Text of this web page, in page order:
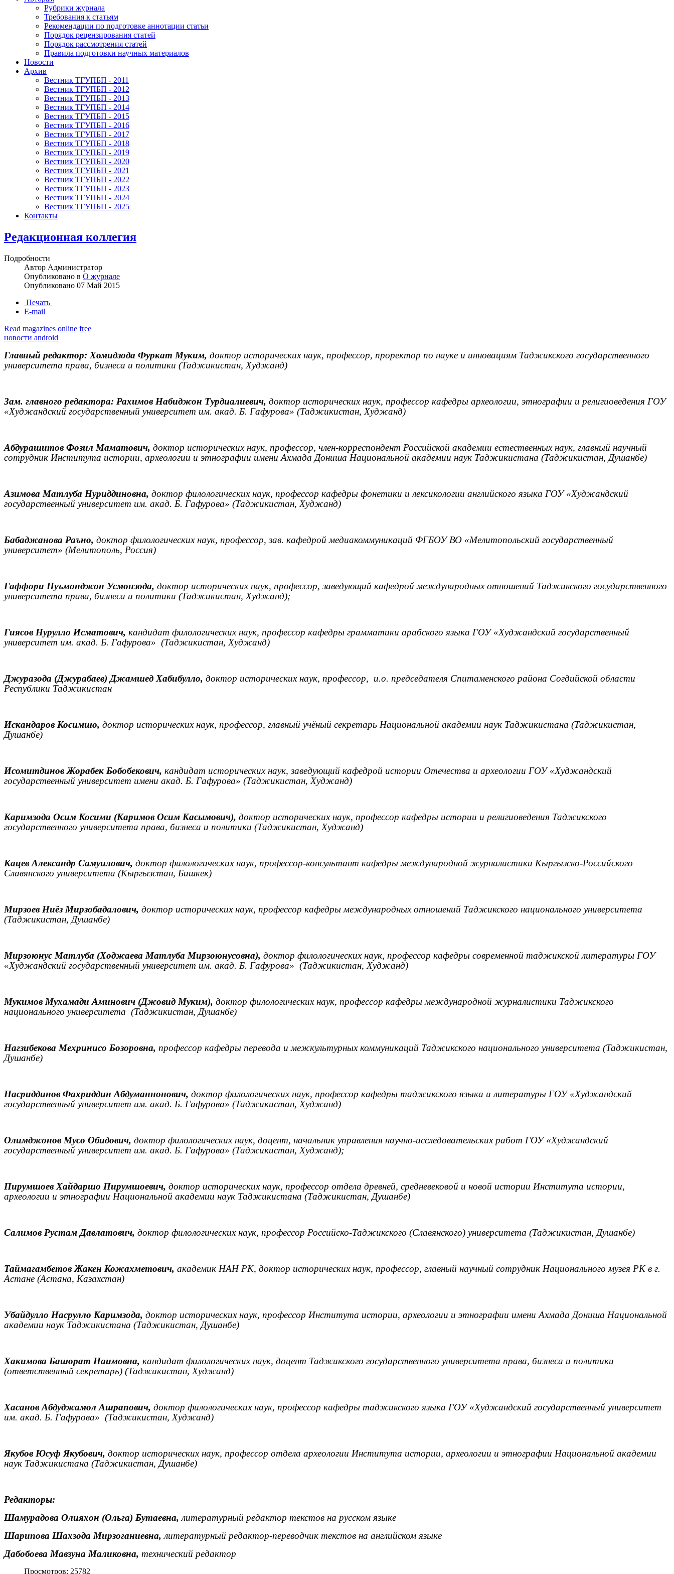
Рубрики журнала
Требования к статьям
Рекомендации по подготовке аннотации статьи
Порядок рецензирования статей
Порядок рассмотрения статей
Правила подготовки научных материалов
Новости
Архив
Вестник ТГУПБП - 2011
Вестник ТГУПБП - 2012
Вестник ТГУПБП - 2013
Вестник ТГУПБП - 2014
Вестник ТГУПБП - 2015
Вестник ТГУПБП - 2016
Вестник ТГУПБП - 2017
Вестник ТГУПБП - 2018
Вестник ТГУПБП - 2019
Вестник ТГУПБП - 2020
Вестник ТГУПБП - 2021
Вестник ТГУПБП - 2022
Вестник ТГУПБП - 2023
Вестник ТГУПБП - 2024
Вестник ТГУПБП - 2025
Контакты
Редакционная коллегия
Подробности
Автор Администратор
Опубликовано в О журнале
Опубликовано 07 Май 2015
Печать
E-mail
Read magazines online free
новости android
Главный редактор: Хомидзода Фуркат Муким, доктор исторических наук, профессор, проректор по науке и инновациям Таджикского государственного
университета права, бизнеса и политики (Таджикистан, Худжанд)
Зам. главного редактора: Рахимов Набиджон Турдиалиевич, доктор исторических наук, профессор кафедры археологии, этнографии и религиоведения ГОУ
«Худжандский государственный университет им. акад. Б. Гафурова» (Таджикистан, Худжанд)
Абдурашитов Фозил Маматович, доктор исторических наук, профессор, член-корреспондент Российской академии естественных наук, главный научный
сотрудник Института истории, археологии и этнографии имени Ахмада Дониша Национальной академии наук Таджикистана (Таджикистан, Душанбе)
Азимова Матлуба Нуриддиновна, доктор филологических наук, профессор кафедры фонетики и лексикологии английского языка ГОУ «Худжандский
государственный университет им. акад. Б. Гафурова» (Таджикистан, Худжанд)
Бабаджанова Раъно, доктор филологических наук, профессор, зав. кафедрой медиакоммуникаций ФГБОУ ВО «Мелитопольский государственный
университет» (Мелитополь, Россия)
Гаффори Нуъмонджон Усмонзода, доктор исторических наук, профессор, заведующий кафедрой международных отношений Таджикского государственного
университета права, бизнеса и политики (Таджикистан, Худжанд);
Гиясов Нурулло Исматович, кандидат филологических наук, профессор кафедры грамматики арабского языка ГОУ «Худжандский государственный
университет им. акад. Б. Гафурова» (Таджикистан, Худжанд)
Джуразода (Джурабаев) Джамшед Хабибулло, доктор исторических наук, профессор, и.о. председателя Спитаменского района Согдийской области
Республики Таджикистан
Искандаров Косимшо, доктор исторических наук, профессор, главный учёный секретарь Национальной академии наук Таджикистана (Таджикистан,
Душанбе)
Исомитдинов Жорабек Бобобекович, кандидат исторических наук, заведующий кафедрой истории Отечества и археологии ГОУ «Худжандский
государственный университет имени акад. Б. Гафурова» (Таджикистан, Худжанд)
Каримзода Осим Косими (Каримов Осим Касымович), доктор исторических наук, профессор кафедры истории и религиоведения Таджикского
государственного университета права, бизнеса и политики (Таджикистан, Худжанд)
Кацев Александр Самуилович, доктор филологических наук, профессор-консультант кафедры международной журналистики Кыргызско-Российского
Славянского университета (Кыргызстан, Бишкек)
Мирзоев Ниёз Мирзобадалович, доктор исторических наук, профессор кафедры международных отношений Таджикского национального университета
(Таджикистан, Душанбе)
Мирзоюнус Матлуба (Ходжаева Матлуба Мирзоюнусовна), доктор филологических наук, профессор кафедры современной таджикской литературы ГОУ
«Худжандский государственный университет им. акад. Б. Гафурова» (Таджикистан, Худжанд)
Мукимов Мухамади Аминович (Джовид Муким), доктор филологических наук, профессор кафедры международной журналистики Таджикского
национального университета (Таджикистан, Душанбе)
Нагзибекова Мехринисо Бозоровна, профессор кафедры перевода и межкультурных коммуникаций Таджикского национального университета (Таджикистан,
Душанбе)
Насриддинов Фахриддин Абдуманнонович, доктор филологических наук, профессор кафедры таджикского языка и литературы ГОУ «Худжандский
государственный университет им. акад. Б. Гафурова» (Таджикистан, Худжанд)
Олимджонов Мусо Обидович, доктор филологических наук, доцент, начальник управления научно-исследовательских работ ГОУ «Худжандский
государственный университет им. акад. Б. Гафурова» (Таджикистан, Худжанд);
Пирумшоев Хайдаршо Пирумшоевич, доктор исторических наук, профессор отдела древней, средневековой и новой истории Института истории,
археологии и этнографии Национальной академии наук Таджикистана (Таджикистан, Душанбе)
Салимов Рустам Давлатович, доктор филологических наук, профессор Российско-Таджикского (Славянского) университета (Таджикистан, Душанбе)
Таймагамбетов Жакен Кожахметович, академик НАН РК, доктор исторических наук, профессор, главный научный сотрудник Национального музея РК в г.
Астане (Астана, Казахстан)
Убайдулло Насрулло Каримзода, доктор исторических наук, профессор Института истории, археологии и этнографии имени Ахмада Дониша Национальной
академии наук Таджикистана (Таджикистан, Душанбе)
Хакимова Башорат Наимовна, кандидат филологических наук, доцент Таджикского государственного университета права, бизнеса и политики
(ответственный секретарь) (Таджикистан, Худжанд)
Хасанов Абдуджамол Ашрапович, доктор филологических наук, профессор кафедры таджикского языка ГОУ «Худжандский государственный университет
им. акад. Б. Гафурова» (Таджикистан, Худжанд)
Якубов Юсуф Якубович, доктор исторических наук, профессор отдела археологии Института истории, археологии и этнографии Национальной академии
наук Таджикистана (Таджикистан, Душанбе)
Редакторы:
Шамурадова Олияхон (Ольга) Бутаевна,литературный редактор текстов на русском языке
Шарипова Шахзода Мирзоганиевна,литературный редактор-переводчик текстов на английском языке
Дабобоева Мавзуна Маликовна, технический редактор
Просмотров: 25782